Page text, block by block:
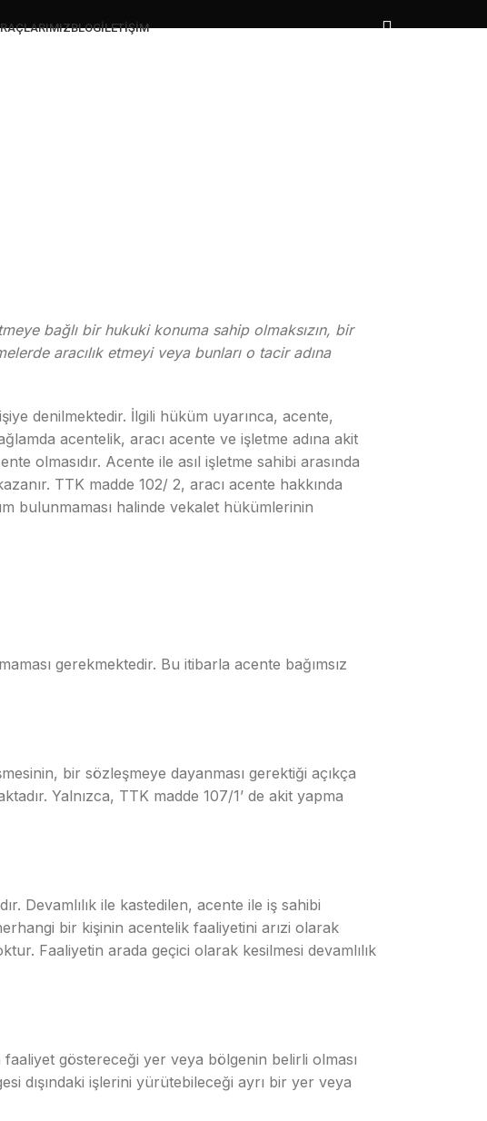
BLOGİLETIŞIM
bağlı bir hukuki konuma sahip olmaksızın, bir
aracılık etmeyi veya bunları o tacir adına
denilmektedir. İlgili hüküm uyarınca, acente,
acentelik, aracı acente ve işletme adına akit
olmasıdır. Acente ile asıl işletme sahibi arasında
TTK madde 102/ 2, aracı acente hakkında
bulunmaması halinde vekalet hükümlerinin
gerekmektedir. Bu itibarla acente bağımsız
bir sözleşmeye dayanması gerektiği açıkça
Yalnızca, TTK madde 107/1’ de akit yapma
Devamlılık ile kastedilen, acente ile iş sahibi
bir kişinin acentelik faaliyetini arızi olarak
Faaliyetin arada geçici olarak kesilmesi devamlılık
göstereceği yer veya bölgenin belirli olması
dışındaki işlerini yürütebileceği ayrı bir yer veya